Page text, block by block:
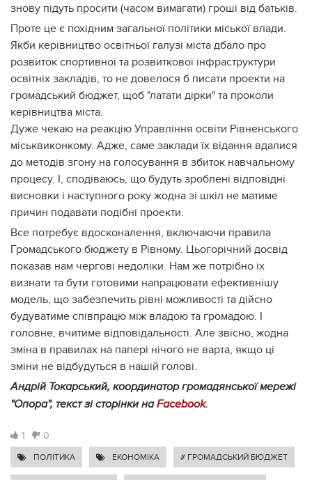
знову підуть просити (часом вимагати) гроші від батьків.
Проте це є похідним загальної політики міської влади.
Якби керівництво освітньої галузі міста дбало про
розвиток спортивної та розвиткової інфраструктури
освітніх закладів, то не довелося б писати проекти на
громадський бюджет, щоб "латати дірки" та проколи
керівництва міста.
Дуже чекаю на реакцію Управління освіти Рівненського
міськвиконкому. Адже, саме заклади їх відання вдалися
до методів згону на голосування в збиток навчальному
процесу. І, сподіваюсь, що будуть зроблені відповідні
висновки і наступного року жодна зі шкіл не матиме
причин подавати подібні проекти.
Все потребує вдосконалення, включаючи правила
Громадського бюджету в Рівному. Цьогорічний досвід
показав нам чергові недоліки. Нам же потрібно їх
визнати та бути готовими напрацювати ефективнішу
модель, що забезпечить рівні можливості та дійсно
будуватиме співпрацю між владою та громадою. І
головне, вчитиме відповідальності. Але звісно, жодна
зміна в правилах на папері нічого не варта, якщо ці
зміни не відбудуться в нашій голові.
Андрій Токарський, координатор громадянської мережі
"Опора", текст зі сторінки наFacebook.
1 0
ПОЛІТИКА ЕКОНОМІКА # ГРОМАДСЬКИЙ БЮДЖЕТ